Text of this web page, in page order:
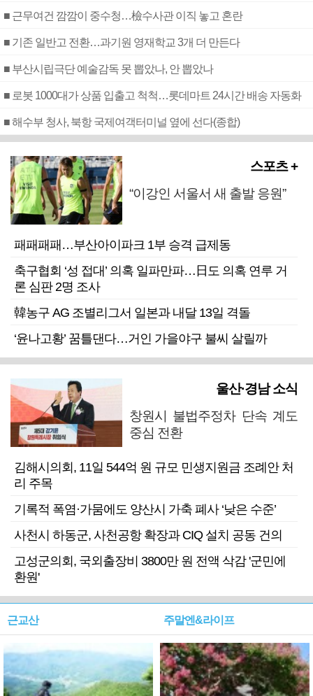
■ 근무여건 깜깜이 중수청…檢수사관 이직 놓고 혼란
■ 기존 일반고 전환…과기원 영재학교 3개 더 만든다
■ 부산시립극단 예술감독 못 뽑았나, 안 뽑았나
■ 로봇 1000대가 상품 입출고 척척…롯데마트 24시간 배송 자동화
■ 해수부 청사, 북항 국제여객터미널 옆에 선다(종합)
스포츠 +
“이강인 서울서 새 출발 응원”
패패패패…부산아이파크 1부 승격 급제동
축구협회 ‘성 접대’ 의혹 일파만파…日도 의혹 연루 거
론 심판 2명 조사
韓농구 AG 조별리그서 일본과 내달 13일 격돌
‘윤나고황’ 꿈틀댄다…거인 가을야구 불씨 살릴까
울산·경남 소식
창원시 불법주정차 단속 계도
중심 전환
김해시의회, 11일 544억 원 규모 민생지원금 조례안 처
리 주목
기록적 폭염·가뭄에도 양산시 가축 폐사 ‘낮은 수준’
사천시 하동군, 사천공항 확장과 CIQ 설치 공동 건의
고성군의회, 국외출장비 3800만 원 전액 삭감 '군민에
환원'
근교산 주말엔&라이프